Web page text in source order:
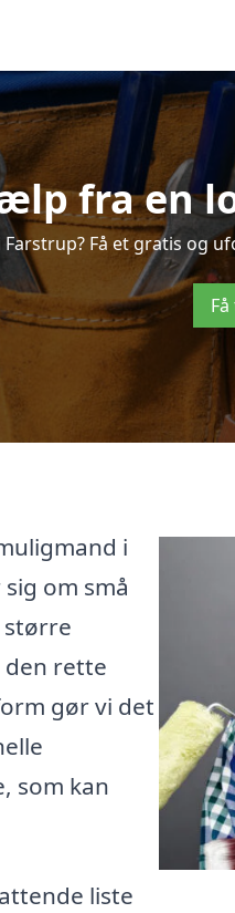
fra en
Få et gratis og
i
om små
større
rette
gør vi det
som kan
liste